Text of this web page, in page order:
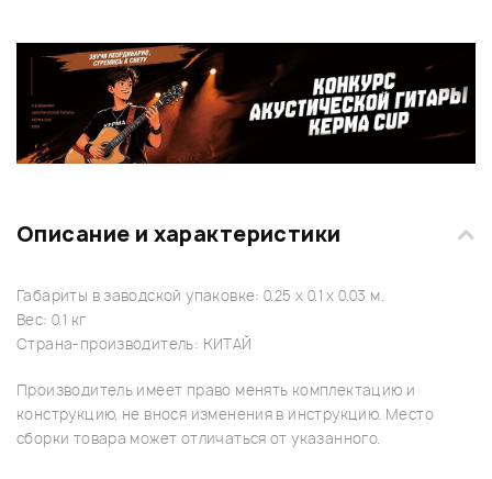
Описание и характеристики
Габариты в заводской упаковке: 0.25 x 0.1 x 0.03 м.
Вес: 0.1 кг
Страна-производитель: КИТАЙ
Производитель имеет право менять комплектацию и
конструкцию, не внося изменения в инструкцию. Место
сборки товара может отличаться от указанного.